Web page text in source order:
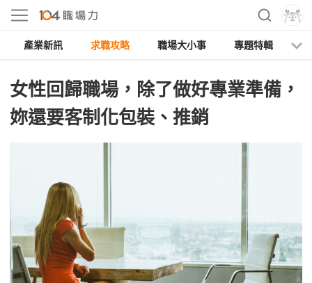
產業新訊 求職攻略 職場大小事 專題特輯
女性回歸職場，除了做好專業準備，
妳還要客制化包裝、推銷